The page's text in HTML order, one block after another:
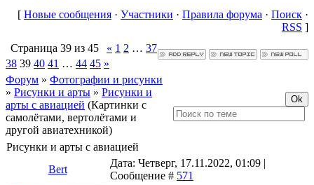
[ Новые сообщения · Участники · Правила форума · Поиск ·
RSS ]
Страница 39 из 45 « 1 2 … 37
38 39 40 41 … 44 45 »
Форум » Фотографии и рисунки
» Рисунки и арты » Рисунки и
арты с авиацией (Картинки с
самолётами, вертолётами и
другой авиатехникой)
Рисунки и арты с авиацией
Bert
Дата: Четверг, 17.11.2022, 01:09 |
Сообщение # 571